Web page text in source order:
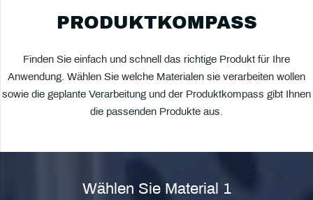
PRODUKTKOMPASS
Finden Sie einfach und schnell das richtige Produkt für Ihre
Anwendung. Wählen Sie welche Materialen sie verarbeiten wollen
sowie die geplante Verarbeitung und der Produktkompass gibt Ihnen
die passenden Produkte aus.
Wählen Sie Material 1